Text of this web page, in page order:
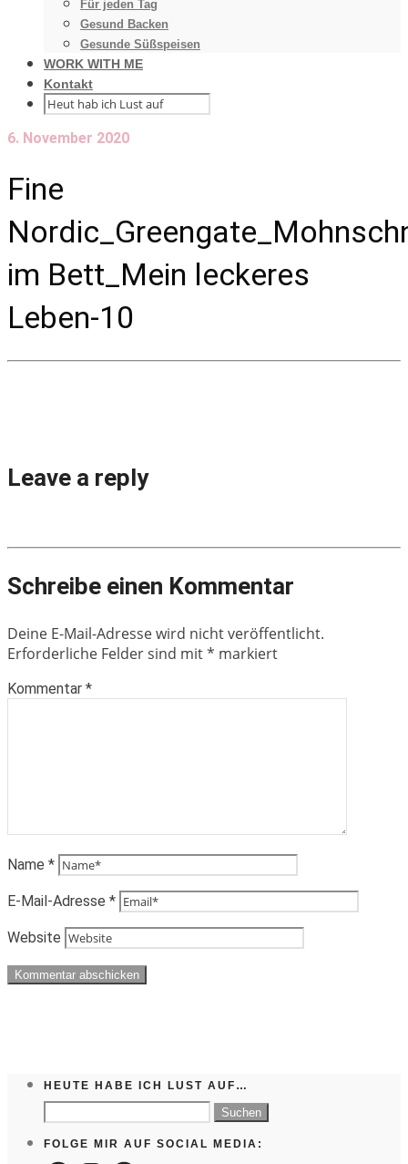
Für jeden Tag
Gesund Backen
Gesunde Süßspeisen
WORK WITH ME
Kontakt
6. November 2020
Fine
im Bett_Mein leckeres
Leben-10
Leave a reply
Schreibe einen Kommentar
Deine E-Mail-Adresse wird nicht veröffentlicht.
Erforderliche Felder sind mit* markiert
Kommentar *
Name *
E-Mail-Adresse *
Website
HEUTE HABE ICH LUST AUF…
Suchen
nach:
FOLGE MIR AUF SOCIAL MEDIA: